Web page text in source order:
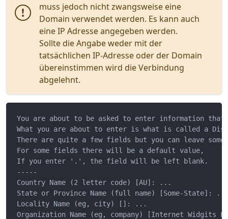
muss jedoch nicht zwangsweise eine
Domain verwendet werden. Es kann auch
eine IP Adresse angegeben werden.
Sollte die Angabe weder mit der
tatsächlichen IP-Adresse oder der Domain
übereinstimmen wird die Verbindung
abgelehnt.
You are about to be asked to enter information
What you are about to enter is what is called a
There are quite a few fields but you can leave some
For some fields there will be a default value,
If you enter '.', the field will be left blank.
-----
Country Name (2 letter code) [AU]: ...
State or Province Name (full name) [Some-State]: ...
Locality Name (eg, city) []: ...
Organization Name (eg, company) [Internet